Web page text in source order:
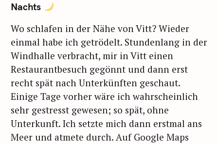
Nachts
Wo schlafen in der Nähe von Vitt? Wieder
einmal habe ich getrödelt. Stundenlang in der
Windhalle verbracht, mir in Vitt einen
Restaurantbesuch gegönnt und dann erst
recht spät nach Unterkünften geschaut.
Einige Tage vorher wäre ich wahrscheinlich
sehr gestresst gewesen; so spät, ohne
Unterkunft. Ich setzte mich dann erstmal ans
Meer und atmete durch. Auf Google Maps